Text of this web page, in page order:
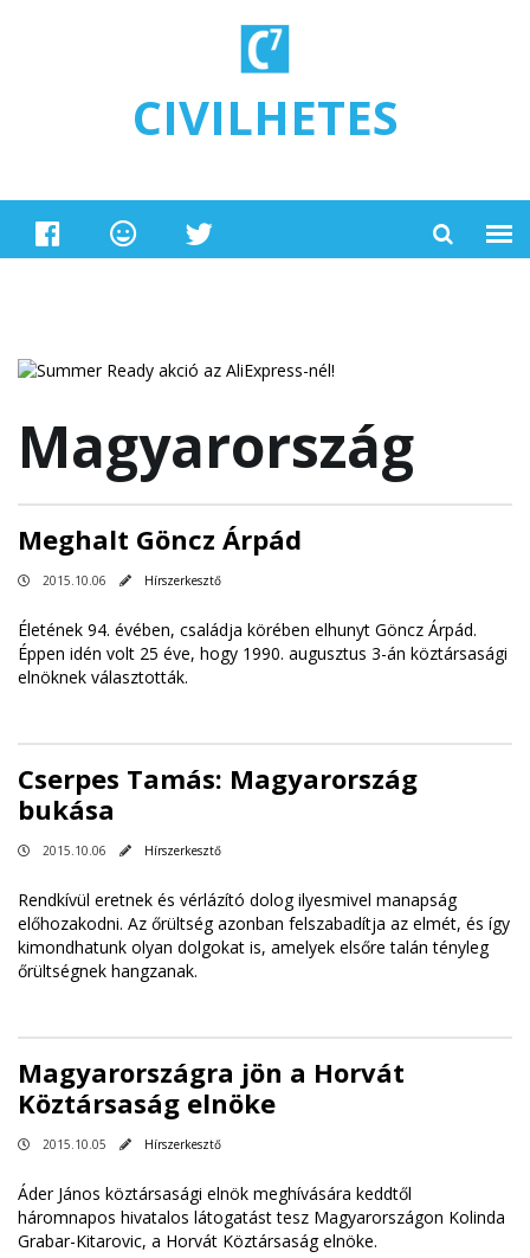
CIVILHETES
Magyarország
Meghalt Göncz Árpád
2015.10.06 Hírszerkesztő
Életének 94. évében, családja körében elhunyt Göncz Árpád.
Éppen idén volt 25 éve, hogy 1990. augusztus 3-án köztársasági
elnöknek választották.
Cserpes Tamás: Magyarország
bukása
2015.10.06 Hírszerkesztő
Rendkívül eretnek és vérlázító dolog ilyesmivel manapság
előhozakodni. Az őrültség azonban felszabadítja az elmét, és így
kimondhatunk olyan dolgokat is, amelyek elsőre talán tényleg
őrültségnek hangzanak.
Magyarországra jön a Horvát
Köztársaság elnöke
2015.10.05 Hírszerkesztő
Áder János köztársasági elnök meghívására keddtől
háromnapos hivatalos látogatást tesz Magyarországon Kolinda
Grabar-Kitarovic, a Horvát Köztársaság elnöke.